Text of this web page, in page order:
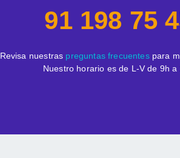
91 198 75
Revisa nuestras preguntas frecuentespara
Nuestro horario es de L-V de 9h a